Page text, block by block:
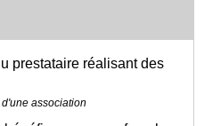
prestataire réalisant des
association